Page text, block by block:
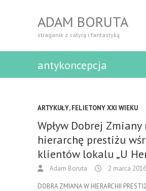
ADAM BORUTA
straganik z satyrą i fantastyką
antykoncepcja
ARTYKUŁY,FELIETONY XXI WIEKU
Wpływ Dobrej Zmiany
hierarchę prestiżu
klientów lokalu „U
Adam Boruta 2 marca 2016
DOBRA ZMIANA W HIERARCHII